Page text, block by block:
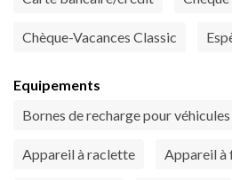
Chèque-Vacances Classic
Equipements
Bornes de recharge pour
Appareil à raclette Appareil à